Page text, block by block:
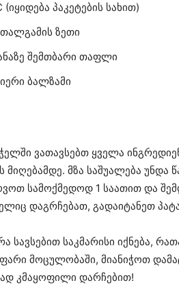
(იყიდება პაკეტების სახით)
ზეთი
შემთბარი თაფლი
ბალზამი
ვათავსებთ ყველა
მიღებამდე. მზა საშუალება უნდა
სამოქმედოდ 1 საათით და
დაგრჩებათ, გადაიტანეთ
სავსებით საკმარისი იქნება,
მოცულობაში, მიანიჭოთ
კმაყოფილი დარჩებით!